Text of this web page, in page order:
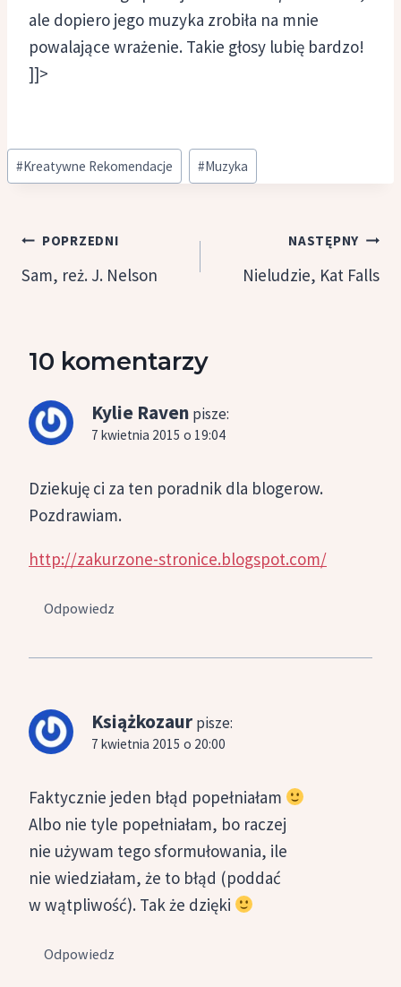
ale dopiero jego muzyka zrobiła na mnie
powalające wrażenie. Takie głosy lubię bardzo!
]]>
Tagi
wpisu:
#Kreatywne Rekomendacje #Muzyka
Nawigacja
wpisu
POPRZEDNI
Sam, reż. J. Nelson
NASTĘPNY
Nieludzie, Kat Falls
10 komentarzy
Kylie Raven pisze:
7 kwietnia 2015 o 19:04
Dziekuję ci za ten poradnik dla blogerow.
Pozdrawiam.
http://zakurzone-stronice.blogspot.com/
Odpowiedz
Książkozaur pisze:
7 kwietnia 2015 o 20:00
Faktycznie jeden błąd popełniałam
Albo nie tyle popełniałam, bo raczej
nie używam tego sformułowania, ile
nie wiedziałam, że to błąd (poddać
w wątpliwość). Tak że dzięki
Odpowiedz